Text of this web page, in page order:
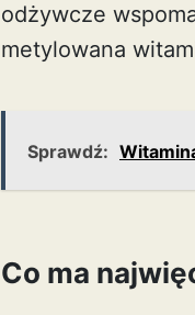
odżywcze
metylowana
Sprawdź:
Co ma